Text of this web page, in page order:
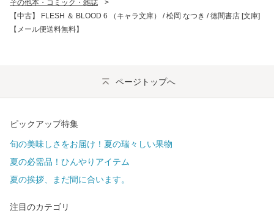
その他本・コミック・雑誌
>
【中古】 FLESH ＆ BLOOD 6 （キャラ文庫） / 松岡 なつき / 徳間書店 [文庫]
【メール便送料無料】
ページトップへ
ピックアップ特集
旬の美味しさをお届け！夏の瑞々しい果物
夏の必需品！ひんやりアイテム
夏の挨拶、まだ間に合います。
注目のカテゴリ